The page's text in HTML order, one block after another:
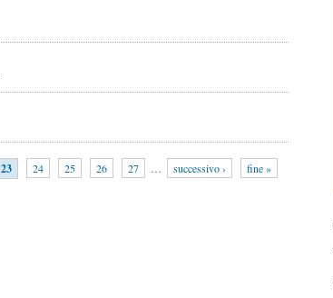
23 24 25 26 27 … successivo › fine »